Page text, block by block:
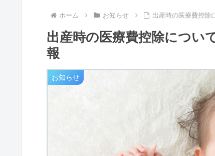
ホーム お知らせ 出産時の医療費控除
出産時の医療費控除につい
報
お知らせ